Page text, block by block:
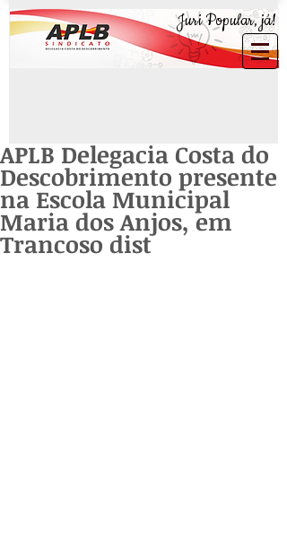
Juri Popular, já!
APLB Delegacia Costa do
Descobrimento presente
na Escola Municipal
Maria dos Anjos, em
Trancoso dist